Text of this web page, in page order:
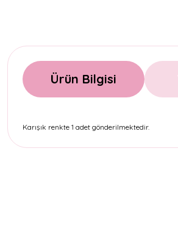
Ürün Bilgisi
Karışık renkte 1 adet gönderilmektedir.